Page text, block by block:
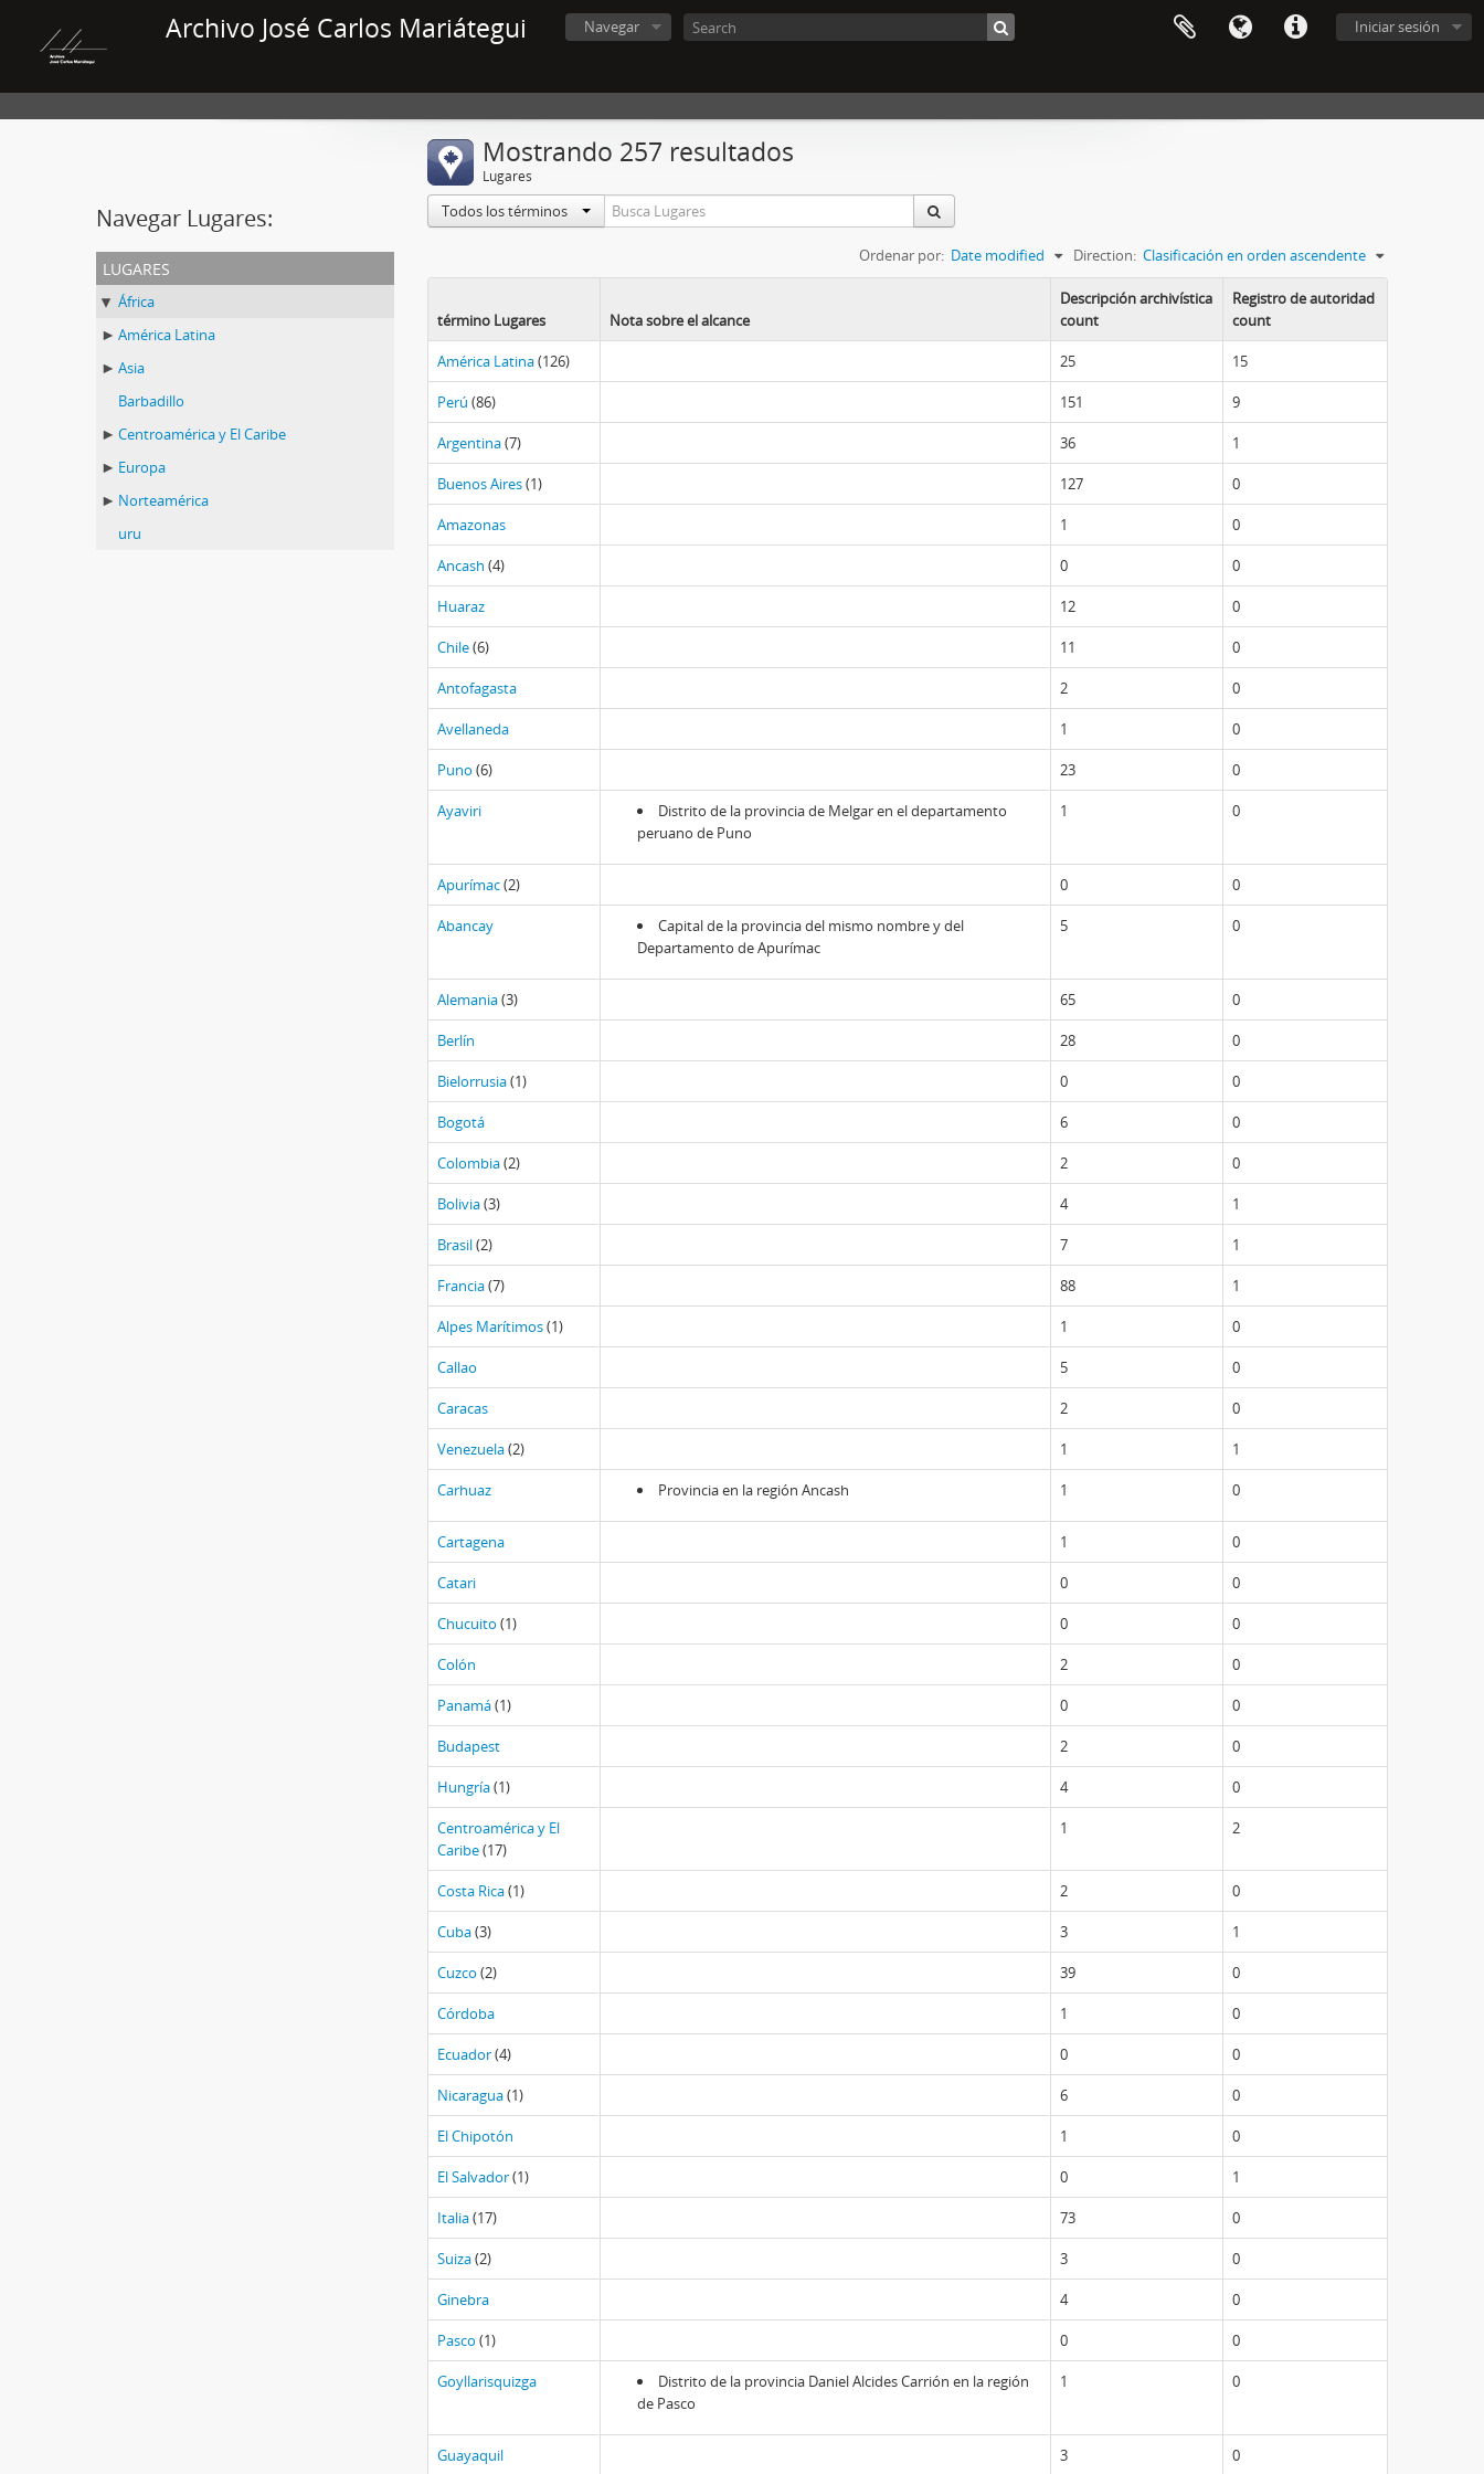
Archivo José Carlos Mariátegui Iniciar sesión
Navegar
Navegar Lugares:
lugares
África
América Latina
Asia
Barbadillo
Centroamérica y El Caribe
Europa
Norteamérica
uru
Mostrando 257 resultados
Lugares
Todos los términos
Ordenar por: Date modified Direction: Clasificación en orden ascendente
término Lugares Nota sobre el alcance
Descripción archivística
count
Registro de autoridad
count
América Latina(126) 25 15
Perú (86) 151 9
Argentina(7) 36 1
Buenos Aires(1) 127 0
Amazonas 1 0
Ancash (4) 0 0
Huaraz 12 0
Chile(6) 11 0
Antofagasta 2 0
Avellaneda 1 0
Puno (6) 23 0
Ayaviri
Distrito de la provincia de Melgar en el departamento
peruano de Puno
1 0
Apurímac(2) 0 0
Abancay
Capital de la provincia del mismo nombre y del
Departamento de Apurímac
5 0
Alemania(3) 65 0
Berlín 28 0
Bielorrusia(1) 0 0
Bogotá 6 0
Colombia(2) 2 0
Bolivia(3) 4 1
Brasil(2) 7 1
Francia(7) 88 1
Alpes Marítimos(1) 1 0
Callao 5 0
Caracas 2 0
Venezuela(2) 1 1
Carhuaz Provincia en la región Ancash 1 0
Cartagena 1 0
Catari 0 0
Chucuito (1) 0 0
Colón 2 0
Panamá(1) 0 0
Budapest 2 0
Hungría(1) 4 0
Centroamérica y El
Caribe(17)
1 2
Costa Rica(1) 2 0
Cuba(3) 3 1
Cuzco (2) 39 0
Córdoba 1 0
Ecuador(4) 0 0
Nicaragua(1) 6 0
El Chipotón 1 0
El Salvador(1) 0 1
Italia(17) 73 0
Suiza(2) 3 0
Ginebra 4 0
Pasco (1) 0 0
Goyllarisquizga
Distrito de la provincia Daniel Alcides Carrión en la región
de Pasco
1 0
Guayaquil 3 0